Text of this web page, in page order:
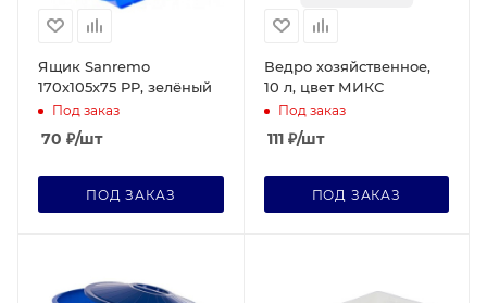
Ящик Sanremo
170х105х75 PP, зелёный
Под заказ
70 ₽/шт
ПОД ЗАКАЗ
Ведро хозяйственное,
10 л, цвет МИКС
Под заказ
111₽/шт
ПОД ЗАКАЗ